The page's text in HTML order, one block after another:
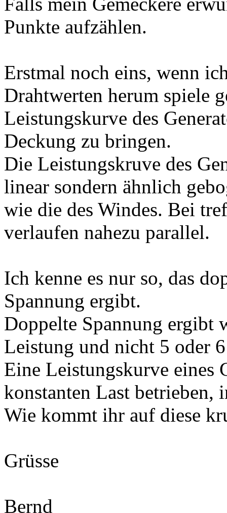
Punkte aufzählen.
Erstmal noch eins, wenn
Drahtwerten herum spiele
Leistungskurve des
Deckung zu bringen.
Die Leistungskruve des
linear sondern ähnlich
wie die des Windes. Bei
verlaufen nahezu parallel.
Ich kenne es nur so, das
Spannung ergibt.
Doppelte Spannung ergibt
Leistung und nicht 5 oder
Eine Leistungskurve eines
konstanten Last betrieben,
Wie kommt ihr auf diese
Grüsse
Bernd